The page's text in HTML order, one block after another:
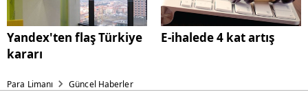
Yandex'ten flaş Türkiye
kararı
E-ihalede 4 kat artış
Para Limanı Güncel Haberler